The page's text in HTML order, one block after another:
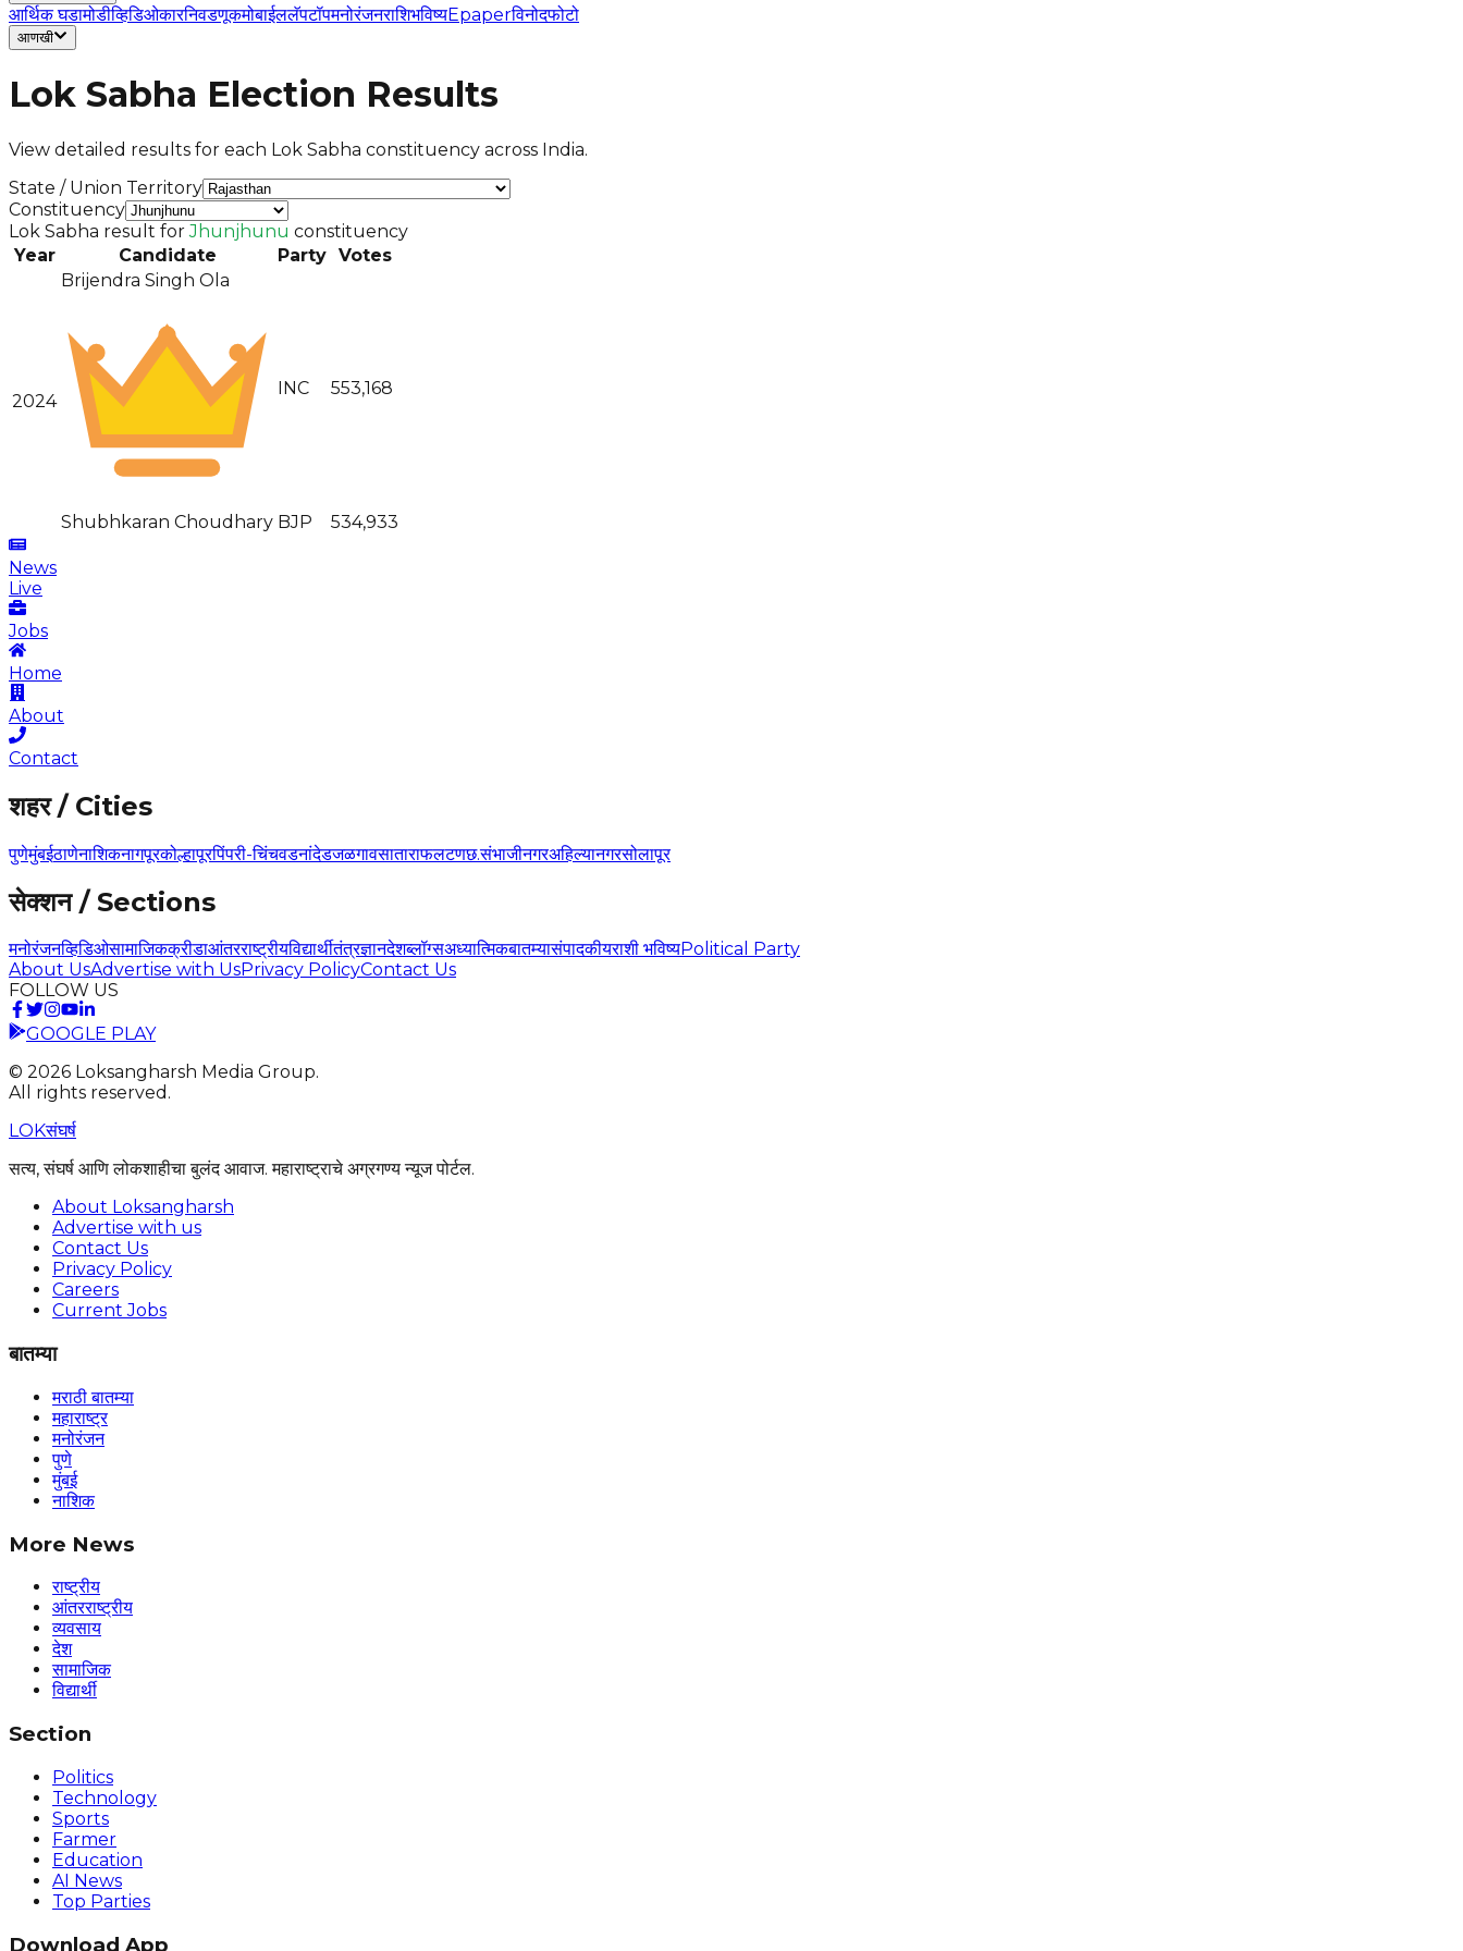
आर्थिक घडामोडीव्हिडिओकारनिवडणूकमोबाईललॅपटॉपमनोरंजनराशिभविष्यEpaperविनोदफोटो
आणखी
Lok Sabha Election Results
View detailed results for each Lok Sabha constituency across India.
State / Union Territory
Constituency
Lok Sabha result for Jhunjhunu constituency
Year
Candidate Party Votes
2024
Brijendra Singh Ola
INC 553,168
Shubhkaran Choudhary BJP 534,933
News
Live
Jobs
Home
About
Contact
शहर / Cities
पुणेमुंबईठाणेनाशिकनागपूरकोल्हापूरपिंपरी-चिंचवडनांदेडजळगावसाताराफलटणछ.संभाजीनगरअहिल्यानगरसोलापूर
सेक्शन / Sections
मनोरंजनव्हिडिओसामाजिकक्रीडाआंतरराष्ट्रीयविद्यार्थीतंत्रज्ञानदेशब्लॉग्सअध्यात्मिकबातम्यासंपादकीयराशी भविष्यPolitical Party
About UsAdvertise with UsPrivacy PolicyContact Us
FOLLOW US
GOOGLE PLAY
© 2026 Loksangharsh Media Group.
All rights reserved.
LOKसंघर्ष
सत्य, संघर्ष आणि लोकशाहीचा बुलंद आवाज. महाराष्ट्राचे अग्रगण्य न्यूज पोर्टल.
About Loksangharsh
Advertise with us
Contact Us
Privacy Policy
Careers
Current Jobs
बातम्या
मराठी बातम्या
महाराष्ट्र
मनोरंजन
पुणे
मुंबई
नाशिक
More News
राष्ट्रीय
आंतरराष्ट्रीय
व्यवसाय
देश
सामाजिक
विद्यार्थी
Section
Politics
Technology
Sports
Farmer
Education
AI News
Top Parties
Download App